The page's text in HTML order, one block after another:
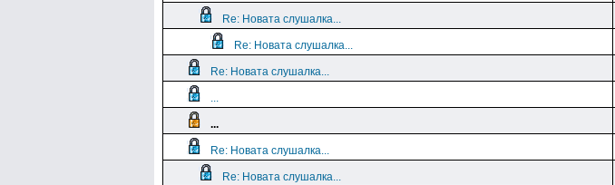
Re: Новата слушалка...
Re: Новата слушалка...
Re: Новата слушалка...
...
...
Re: Новата слушалка...
Re: Новата слушалка...